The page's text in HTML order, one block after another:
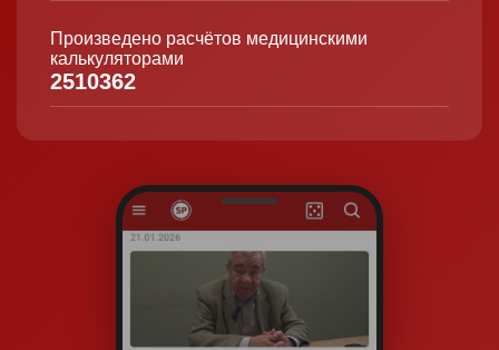
Произведено расчётов медицинскими
калькуляторами
2510362